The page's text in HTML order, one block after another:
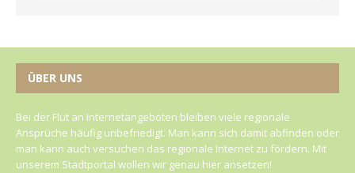
ÜBER UNS
Bei der Flut an Internetangeboten bleiben viele regionale
Ansprüche häufig unbefriedigt. Man kann sich damit abfinden oder
man kann auch versuchen das regionale Internet zu fördern. Mit
unserem Stadtportal wollen wir genau hier ansetzen!